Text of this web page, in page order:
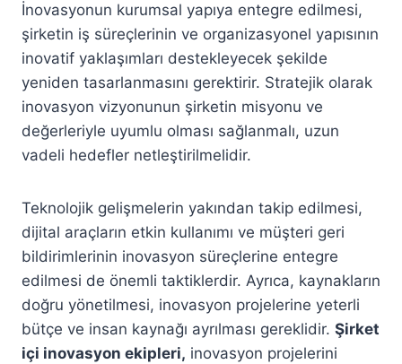
İnovasyonun kurumsal yapıya entegre edilmesi,
şirketin iş süreçlerinin ve organizasyonel yapısının
inovatif yaklaşımları destekleyecek şekilde
yeniden tasarlanmasını gerektirir. Stratejik olarak
inovasyon vizyonunun şirketin misyonu ve
değerleriyle uyumlu olması sağlanmalı, uzun
vadeli hedefler netleştirilmelidir.
Teknolojik gelişmelerin yakından takip edilmesi,
dijital araçların etkin kullanımı ve müşteri geri
bildirimlerinin inovasyon süreçlerine entegre
edilmesi de önemli taktiklerdir. Ayrıca, kaynakların
doğru yönetilmesi, inovasyon projelerine yeterli
bütçe ve insan kaynağı ayrılması gereklidir. Şirket
içi inovasyon ekipleri, inovasyon projelerini